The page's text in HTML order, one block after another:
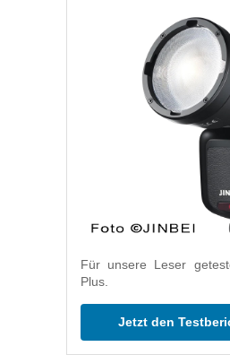
Für unsere Leser
Plus.
Jetzt den